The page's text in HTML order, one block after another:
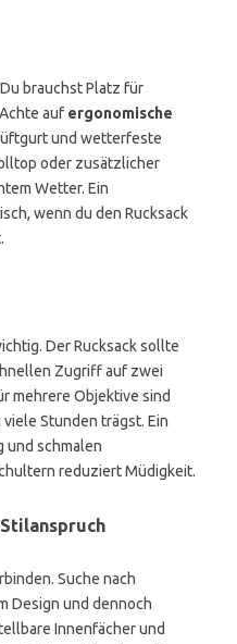
brauchst Platz für
auf ergonomische
und wetterfeste
oder zusätzlicher
Wetter. Ein
wenn du den Rucksack
Der Rucksack sollte
Zugriff auf zwei
mehrere Objektive sind
Stunden trägst. Ein
und schmalen
reduziert Müdigkeit.
Suche nach
Design und dennoch
Innenfächer und